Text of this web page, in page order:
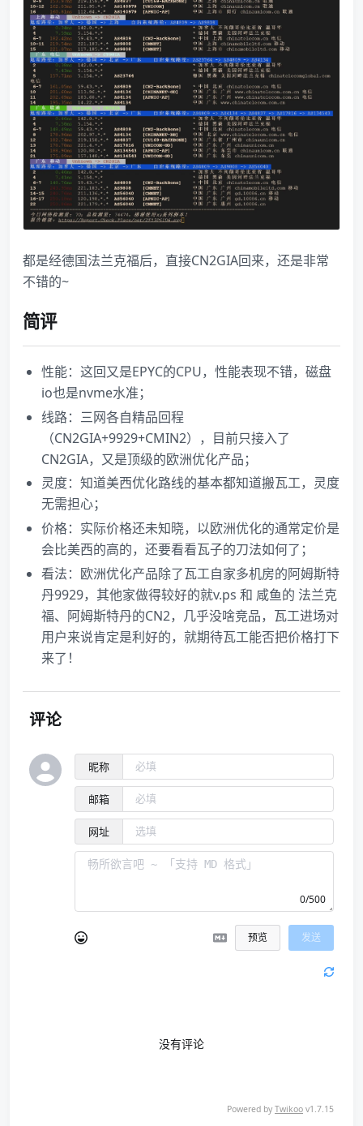
都是经德国法兰克福后，直接CN2GIA回来，还是非常
不错的~
简评
性能：这回又是EPYC的CPU，性能表现不错，磁盘
io也是nvme水准；
线路：三网各自精品回程
（CN2GIA+9929+CMIN2），目前只接入了
CN2GIA，又是顶级的欧洲优化产品；
灵度：知道美西优化路线的基本都知道搬瓦工，灵度
无需担心；
价格：实际价格还未知晓，以欧洲优化的通常定价是
会比美西的高的，还要看看瓦子的刀法如何了；
看法：欧洲优化产品除了瓦工自家多机房的阿姆斯特
丹9929，其他家做得较好的就v.ps 和 咸鱼的 法兰克
福、阿姆斯特丹的CN2，几乎没啥竞品，瓦工进场对
用户来说肯定是利好的，就期待瓦工能否把价格打下
来了！
评论
昵称
邮箱
网址
0/500
预览 发送
没有评论
Powered by Twikoo v1.7.15